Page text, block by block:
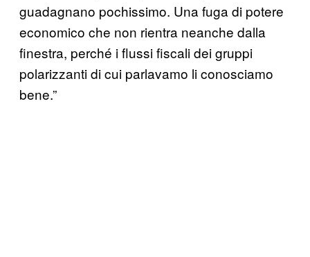
guadagnano pochissimo. Una fuga di potere
economico che non rientra neanche dalla
finestra, perché i flussi fiscali dei gruppi
polarizzanti di cui parlavamo li conosciamo
bene.”